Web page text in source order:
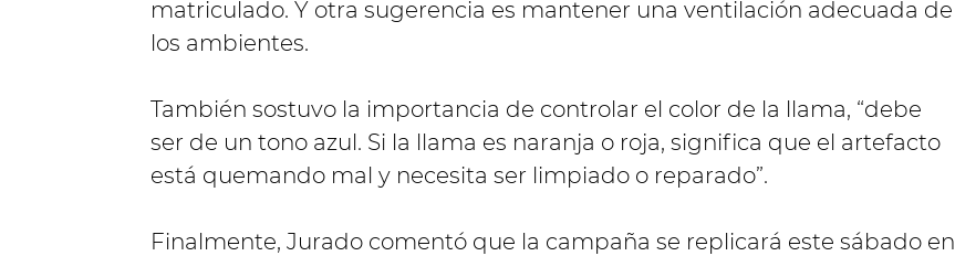
matriculado. Y otra sugerencia es mantener una ventilación adecuada de
los ambientes.
También sostuvo la importancia de controlar el color de la llama, “debe
ser de un tono azul. Si la llama es naranja o roja, significa que el artefacto
está quemando mal y necesita ser limpiado o reparado”.
Finalmente, Jurado comentó que la campaña se replicará este sábado en